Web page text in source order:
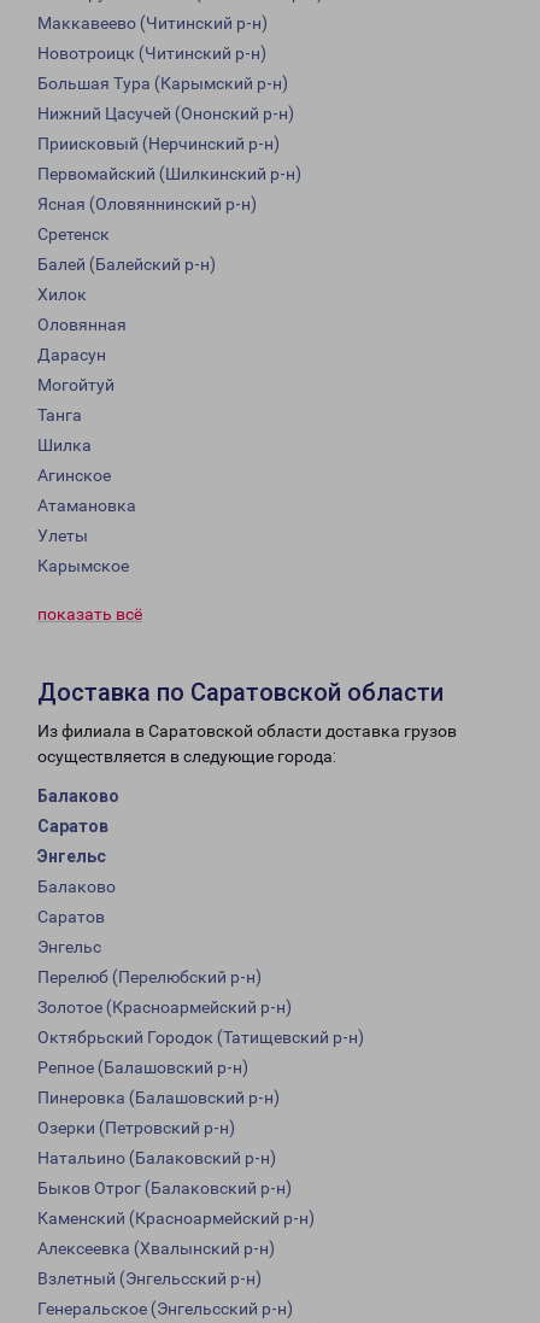
Маккавеево (Читинский р-н)
Новотроицк (Читинский р-н)
Большая Тура (Карымский р-н)
Нижний Цасучей (Ононский р-н)
Приисковый (Нерчинский р-н)
Первомайский (Шилкинский р-н)
Ясная (Оловяннинский р-н)
Сретенск
Балей (Балейский р-н)
Хилок
Оловянная
Дарасун
Могойтуй
Танга
Шилка
Агинское
Атамановка
Улеты
Карымское
показать всё
Доставка по Саратовской области
Из филиала в Саратовской области доставка грузов
осуществляется в следующие города:
Балаково
Саратов
Энгельс
Балаково
Саратов
Энгельс
Перелюб (Перелюбский р-н)
Золотое (Красноармейский р-н)
Октябрьский Городок (Татищевский р-н)
Репное (Балашовский р-н)
Пинеровка (Балашовский р-н)
Озерки (Петровский р-н)
Натальино (Балаковский р-н)
Быков Отрог (Балаковский р-н)
Каменский (Красноармейский р-н)
Алексеевка (Хвалынский р-н)
Взлетный (Энгельсский р-н)
Генеральское (Энгельсский р-н)